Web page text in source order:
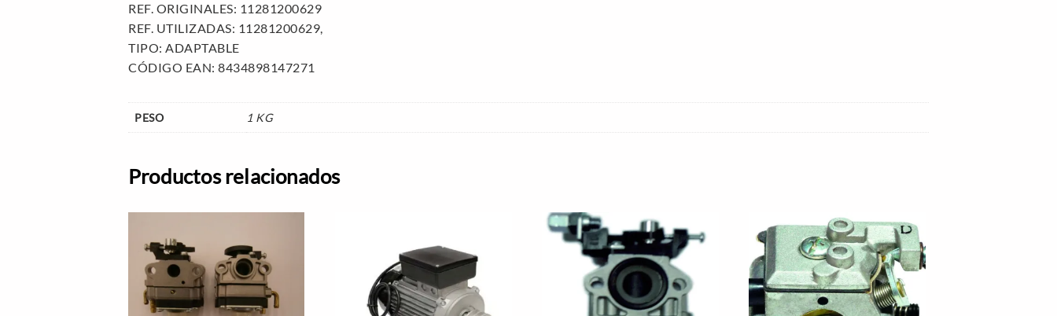
REF. ORIGINALES: 11281200629
REF. UTILIZADAS: 11281200629,
TIPO: ADAPTABLE
CÓDIGO EAN: 8434898147271
PESO 1 KG
Productos relacionados